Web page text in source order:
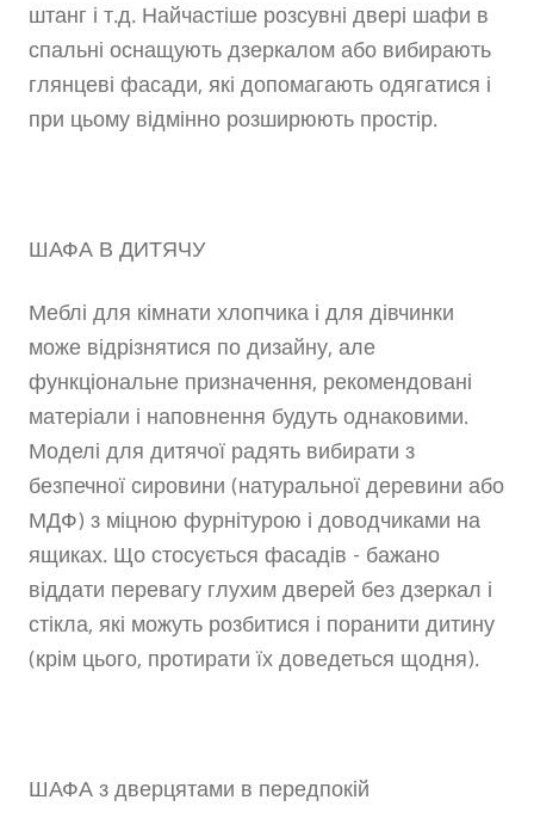
штанг і т.д. Найчастіше розсувні двері шафи в
спальні оснащують дзеркалом або вибирають
глянцеві фасади, які допомагають одягатися і
при цьому відмінно розширюють простір.
ШАФА В ДИТЯЧУ
Меблі для кімнати хлопчика і для дівчинки
може відрізнятися по дизайну, але
функціональне призначення, рекомендовані
матеріали і наповнення будуть однаковими.
Моделі для дитячої радять вибирати з
безпечної сировини (натуральної деревини або
МДФ) з міцною фурнітурою і доводчиками на
ящиках. Що стосується фасадів - бажано
віддати перевагу глухим дверей без дзеркал і
стікла, які можуть розбитися і поранити дитину
(крім цього, протирати їх доведеться щодня).
ШАФА з дверцятами в передпокій